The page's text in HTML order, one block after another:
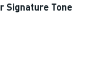
Signature Tone